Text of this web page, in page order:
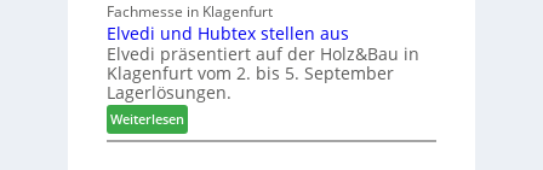
s
s
e
e
e
r
ö
r
t
e
e
i
n
i
g
p
a
Fachmesse in Klagenfurt
Elvedi und Hubtex stellen aus
Elvedi präsentiert auf der Holz&Bau in
Klagenfurt vom 2. bis 5. September
Lagerlösungen.
Weiterlesen:
E